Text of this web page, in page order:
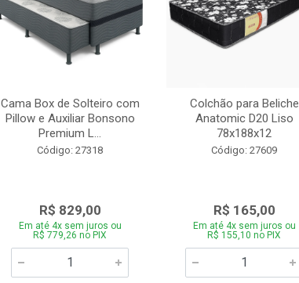
Cama Box de Solteiro com
Pillow e Auxiliar Bonsono
Premium L...
Código: 27318
R$ 829,00
Em até 4x sem juros ou
R$ 779,26 no PIX
Colchão para Beliche
Anatomic D20 Liso
78x188x12
Código: 27609
R$ 165,00
Em até 4x sem juros ou
R$ 155,10 no PIX